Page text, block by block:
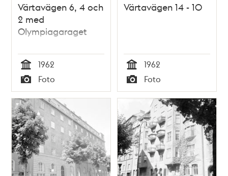
Värtavägen 6, 4 och
2 med
Olympiagaraget
Tid
1962
Typ
Foto
Värtavägen 14 - 10
Tid
1962
Typ
Foto